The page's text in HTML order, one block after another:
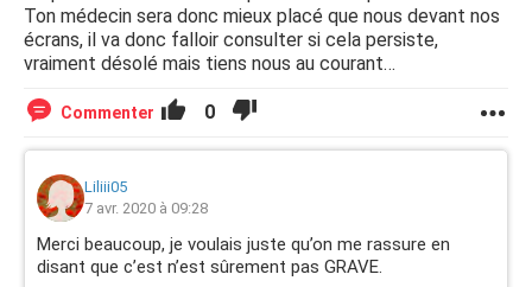
Ton médecin sera donc mieux placé que nous devant nos
écrans, il va donc falloir consulter si cela persiste,
vraiment désolé mais tiens nous au courant…
Commenter 0
Liliii05
7 avr. 2020 à 09:28
Merci beaucoup, je voulais juste qu’on me rassure en
disant que c’est n’est sûrement pas GRAVE.